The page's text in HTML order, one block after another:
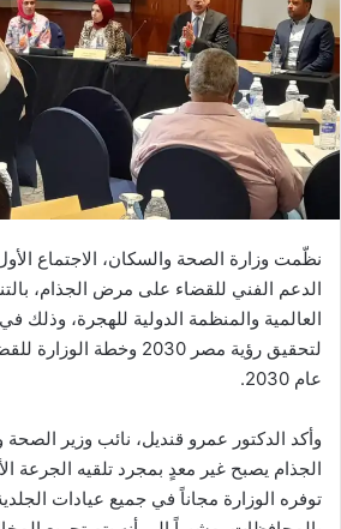
نظّمت وزارة الصحة والسكان، الاجتماع الأول
الدعم الفني للقضاء على مرض الجذام،
العالمية والمنظمة الدولية للهجرة، وذلك
لتحقيق رؤية مصر 2030
عام 2030.
وأكد الدكتور عمرو قنديل، نائب وزير
الجذام يصبح غير معدٍ بمجرد تلقيه الجرعة
توفره الوزارة مجاناً في جميع عيادات